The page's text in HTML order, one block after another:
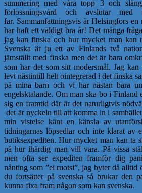
summering med våra topp 3 och
förlossningsvård och avslutar
far. Sammanfattningsvisär Helsingfors en
har haft ett väldigt bra år! Det många
jag kan finska och hur mycket man kan
Svenska är ju ett av Finlands två
jämställt med finska men det är bara
som har det som sitt modersmål. Jag
levt nästintill helt ointegrerad i det finska
på mina barn och vi har nästan bara
engelsktalande. Om man ska bo i Finland
sig en framtid där är det naturligtvis
det är nyckeln till att komma in i
min vistelse känt en känsla av
tidningarnas löpsedlar och inte klarat av
butiksexpediten. Hur mycket man kan ta
på hur ihärdig man vill vara. På vissa
men ofta ser expediten framför dig
nånting som ”ei ruotsi”, jag byter då alltid
du fortsätter på svenska så brukar den
kunna fixa fram någon som kan svenska.